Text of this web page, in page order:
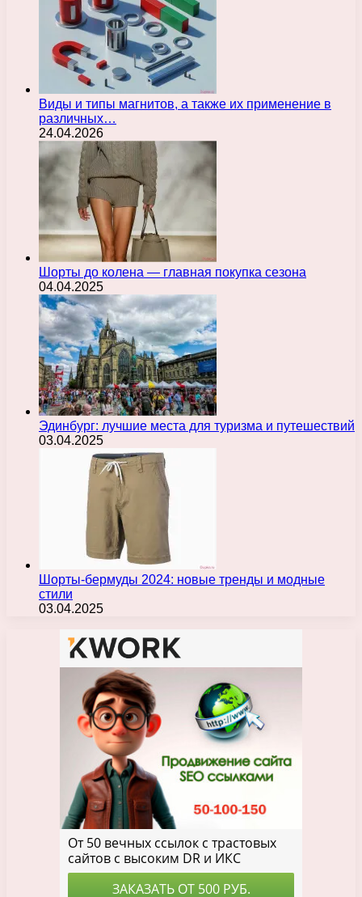
Виды и типы магнитов, а также их применение в
различных…
24.04.2026
Шорты до колена — главная покупка сезона
04.04.2025
Эдинбург: лучшие места для туризма и путешествий
03.04.2025
Шорты-бермуды 2024: новые тренды и модные
стили
03.04.2025